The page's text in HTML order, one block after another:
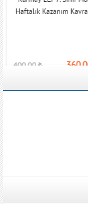
Föyleri
₺